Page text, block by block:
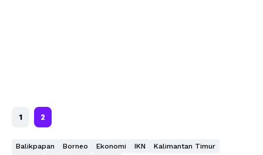
1 2
Balikpapan Borneo Ekonomi IKN
Kalimantan Timur